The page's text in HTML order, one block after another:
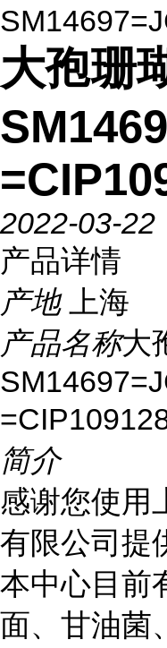
大孢珊
2022-03-22
产品详情
产地
上海
产品名称大
简介
感谢您使用
有限公司提
本中心目前
面、甘油菌